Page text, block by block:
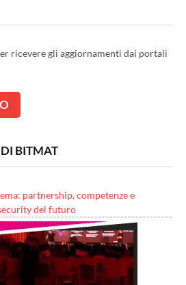
ricevere gli aggiornamenti dai portali
BITMAT
partnership, competenze e
del futuro